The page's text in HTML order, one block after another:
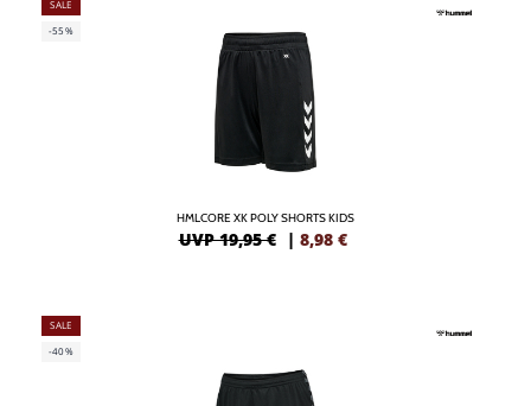
SALE
-55%
HMLCORE XK POLY SHORTS KIDS
UVP 19,95 € | 8,98 €
SALE
-40%